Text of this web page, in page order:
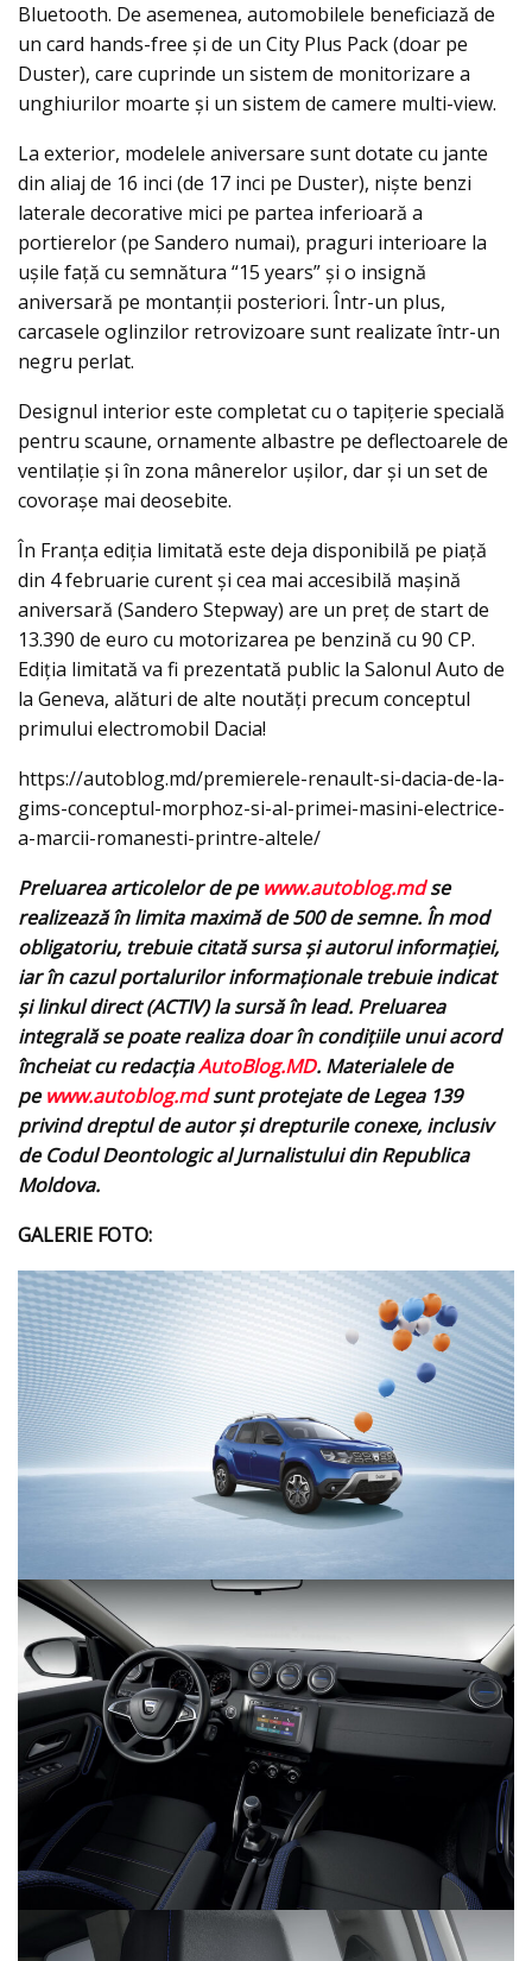
Bluetooth. De asemenea, automobilele beneficiază de
un card hands-free și de un City Plus Pack (doar pe
Duster), care cuprinde un sistem de monitorizare a
unghiurilor moarte și un sistem de camere multi-view.
La exterior, modelele aniversare sunt dotate cu jante
din aliaj de 16 inci (de 17 inci pe Duster), nişte benzi
laterale decorative mici pe partea inferioară a
portierelor (pe Sandero numai), praguri interioare la
uşile faţă cu semnătura “15 years” și o insignă
aniversară pe montanţii posteriori. Într-un plus,
carcasele oglinzilor retrovizoare sunt realizate într-un
negru perlat.
Designul interior este completat cu o tapițerie specială
pentru scaune, ornamente albastre pe deflectoarele de
ventilaţie şi în zona mânerelor uşilor, dar şi un set de
covoraşe mai deosebite.
În Franţa ediţia limitată este deja disponibilă pe piaţă
din 4 februarie curent şi cea mai accesibilă maşină
aniversară (Sandero Stepway) are un preţ de start de
13.390 de euro cu motorizarea pe benzină cu 90 CP.
Ediţia limitată va fi prezentată public la Salonul Auto de
la Geneva, alături de alte noutăţi precum conceptul
primului electromobil Dacia!
https://autoblog.md/premierele-renault-si-dacia-de-la-
gims-conceptul-morphoz-si-al-primei-masini-electrice-
a-marcii-romanesti-printre-altele/
Preluarea articolelor de pewww.autoblog.mdse
realizează în limita maximă de 500 de semne. În mod
obligatoriu, trebuie citată sursa și autorul informației,
iar în cazul portalurilor informaționale trebuie indicat
și linkul direct (ACTIV) la sursă în lead. Preluarea
integrală se poate realiza doar în condițiile unui acord
încheiat cu redacţiaAutoBlog.MD. Materialele de
pewww.autoblog.mdsunt protejate de Legea 139
privind dreptul de autor și drepturile conexe, inclusiv
de Codul Deontologic al Jurnalistului din Republica
Moldova.
GALERIE FOTO: